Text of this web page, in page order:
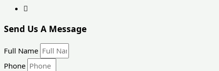
Send Us A Message
Full Name
Phone